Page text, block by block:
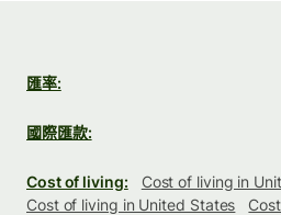
匯率:
國際匯款:
Cost of living:
Cost of living in
Cost of living in United States